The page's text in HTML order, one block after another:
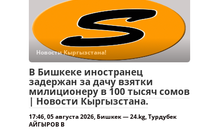
Новости Кыргызстана!
В Бишкеке иностранец
задержан за дачу взятки
милиционеру в 100 тысяч сомов
| Новости Кыргызстана.
17:46, 05 августа 2026, Бишкек — 24.kg, Турдубек
АЙГЫРОВ В